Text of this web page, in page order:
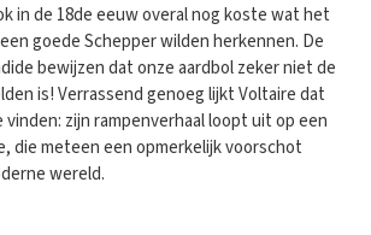
in de 18de eeuw overal nog koste wat het
goede Schepper wilden herkennen. De
bewijzen dat onze aardbol zeker niet de
is! Verrassend genoeg lijkt Voltaire dat
zijn rampenverhaal loopt uit op een
die meteen een opmerkelijk voorschot
wereld.